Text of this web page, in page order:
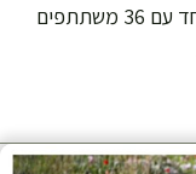
בסביבות 23:00 לריצת לילה של 60 ק"מ, יחד עם 36 משתתפים